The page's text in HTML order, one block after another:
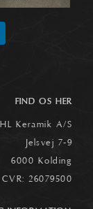
FIND OS HER
HL Keramik A/S
Jelsvej 7-9
6000 Kolding
CVR: 26079500